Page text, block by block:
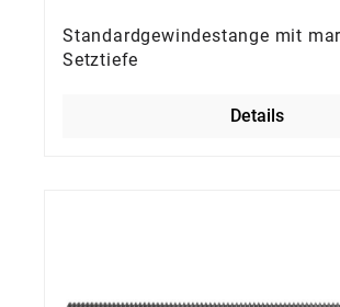
Standardgewindestange mit
Setztiefe
Details